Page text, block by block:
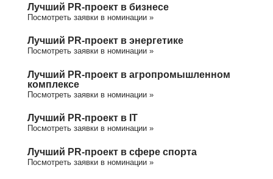
Лучший PR-проект в бизнесе
Посмотреть заявки в номинации »
Лучший PR-проект в энергетике
Посмотреть заявки в номинации »
Лучший PR-проект в агропромышленном
комплексе
Посмотреть заявки в номинации »
Лучший PR-проект в IT
Посмотреть заявки в номинации »
Лучший PR-проект в сфере спорта
Посмотреть заявки в номинации »